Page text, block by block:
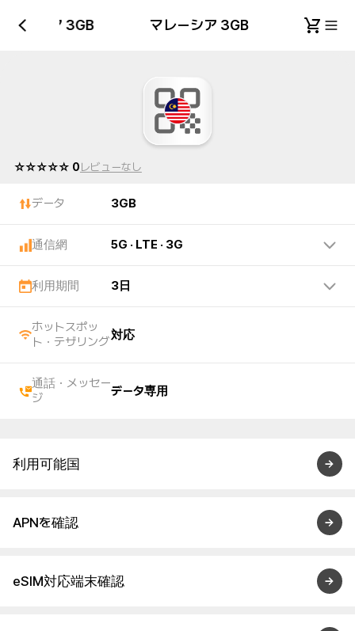
レーシア 3GB マレーシア 3GB
☆☆☆☆☆ 0レビューなし
データ 3GB
通信網 5G · LTE · 3G
利用期間 3日
ホットスポッ
ト・テザリング
対応
通話・メッセー
ジ
データ専用
利用可能国
APNを確認
eSIM対応端末確認